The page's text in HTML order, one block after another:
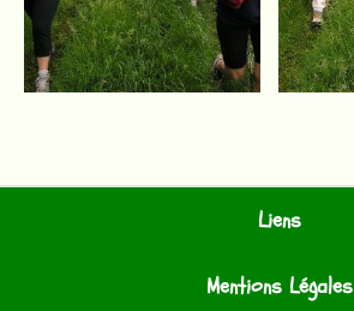
Liens
Mentions Légales